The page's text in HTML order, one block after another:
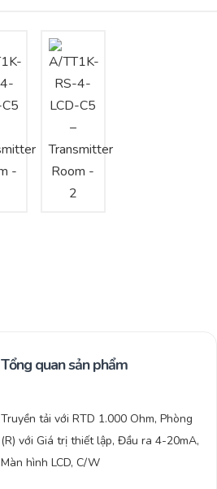
Tổng quan sản phẩm
Truyền tải với RTD 1.000 Ohm, Phòng
(R) với Giá trị thiết lập, Đầu ra 4-20mA,
Màn hình LCD, C/W